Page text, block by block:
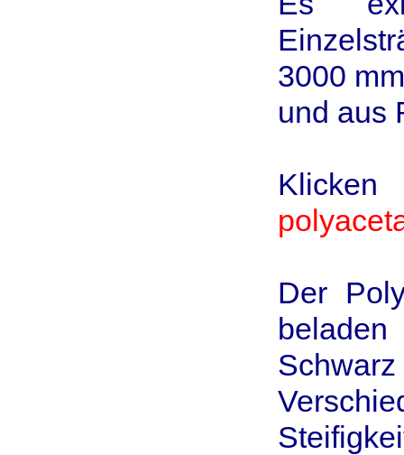
3000
und aus
Der